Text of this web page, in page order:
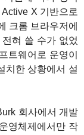
X 기반으로
크롬 브라우저에
혀 쓸 수가 없었
트웨어로 운영이
치한 상황에서 설
회사에서 개발
영체제에서만 작